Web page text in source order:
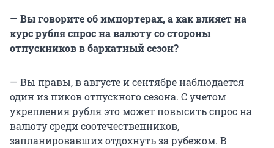
— Вы говорите об импортерах, а как влияет на
курс рубля спрос на валюту со стороны
отпускников в бархатный сезон?
— Вы правы, в августе и сентябре наблюдается
один из пиков отпускного сезона. С учетом
укрепления рубля это может повысить спрос на
валюту среди соотечественников,
запланировавших отдохнуть за рубежом. В